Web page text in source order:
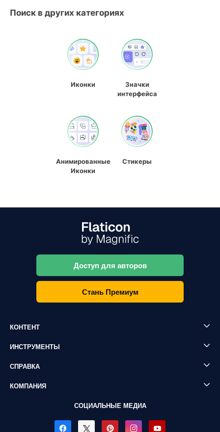
Поиск в других категориях
Иконки
Значки
интерфейса
Анимированные
Иконки
Стикеры
Доступ для авторов
Стань Премиум
КОНТЕНТ
ИНСТРУМЕНТЫ
СПРАВКА
КОМПАНИЯ
СОЦИАЛЬНЫЕ МЕДИА